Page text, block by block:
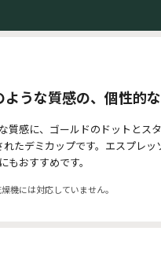
ような質感の、個性的
質感に、ゴールドのドットとス
たデミカップです。エスプレッ
もおすすめです。
機には対応していません。